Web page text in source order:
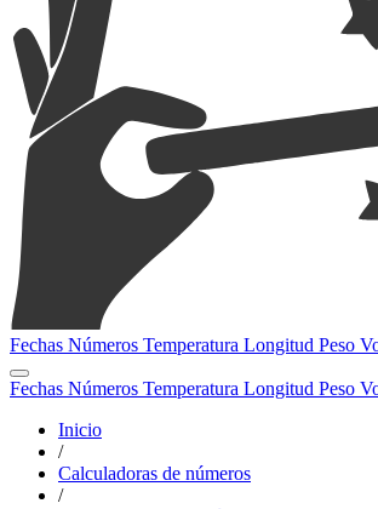
Fechas Números Temperatura Longitud Peso
Fechas Números Temperatura Longitud Peso
Inicio
/
Calculadoras de números
/